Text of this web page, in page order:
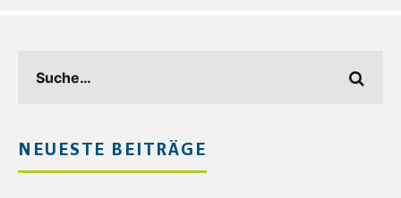
NEUESTE BEITRÄGE